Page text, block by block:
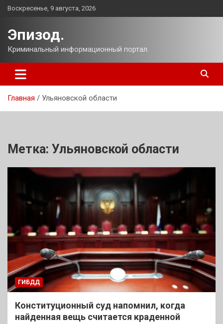
Перейти
Воскресенье, 9 августа, 2026
Эпизод.
Криминальный информационный портал.
Главная Ульяновской области
Метка: Ульяновской области
ГИБДД
Конституционный суд напомнил, когда
найденная вещь считается краденной